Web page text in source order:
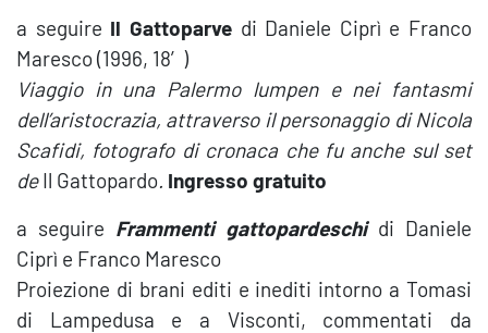
a seguire Il Gattoparvedi Daniele Ciprì e Franco
Maresco (1996, 18′)
Viaggio in una Palermo lumpen e nei fantasmi
dell’aristocrazia, attraverso il personaggio di Nicola
Scafidi, fotografo di cronaca che fu anche sul set
deIl Gattopardo. Ingresso gratuito
a seguire Frammenti gattopardeschidi Daniele
Ciprì e Franco Maresco
Proiezione di brani editi e inediti intorno a Tomasi
di Lampedusa e a Visconti, commentati da